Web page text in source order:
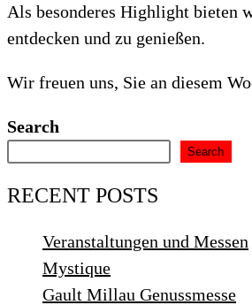
Als besonderes Highlight bieten
entdecken und zu genießen.
Wir freuen uns, Sie an diesem
Search
Search
RECENT POSTS
Veranstaltungen und Messen
Mystique
Gault Millau Genussmesse